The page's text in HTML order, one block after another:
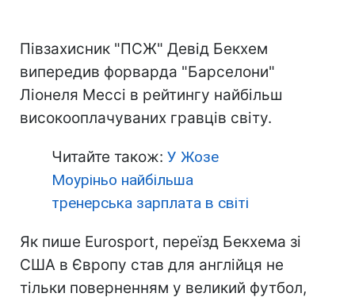
Півзахисник "ПСЖ" Девід Бекхем
випередив форварда "Барселони"
Ліонеля Мессі в рейтингу найбільш
високооплачуваних гравців світу.
Читайте також: У Жозе
Моуріньо найбільша
тренерська зарплата в світі
Як пише Eurosport, переїзд Бекхема зі
США в Європу став для англійця не
тільки поверненням у великий футбол,